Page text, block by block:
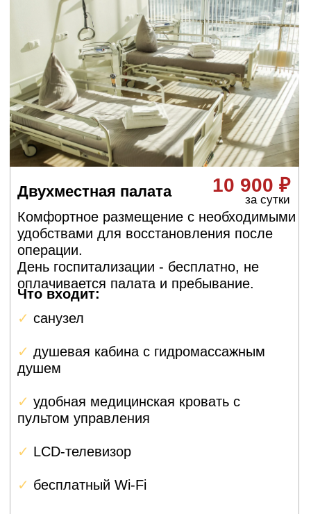
Виды
эндопротезирования
плечевого сустава
При этой операции заменяют только головку
плечевой кости, оставляя впадину лопатки
нетронутой. Это менее инвазивная процедура,
используется при переломах, некрозе головки,
ранних стадиях артроза.
плечевого сустава
(гемиартропластика)
ослабился, сломался или вызвал инфекцию.
Операция сложнее, чем первичная, потому что
кость уже повреждена и нужно устанавливать
Ревизионное (повторное)
эндопротезирование
плечевого сустава
Полная замена обоих компонентов: головки
плечевой кости и впадины лопатки. Это более
физиологично, так как воспроизводит
естественный шаровидный сустав.
вокруг плечевого сустава не
Реверсивное
Тотальное
эндопротезирование
плечевого сустава